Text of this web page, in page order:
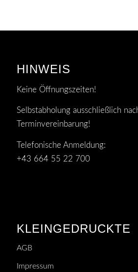
HINWEIS
Keine Öffnungszeiten!
Selbstabholung ausschließlich
Terminvereinbarung!
Telefonische Anmeldung:
+43 664 55 22 700
KLEINGEDRUCKTE
AGB
Impressum